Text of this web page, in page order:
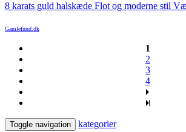
8 karats guld halskæde Flot og moderne stil
Gamlefund.dk
1
2
3
4
Toggle navigation kategorier